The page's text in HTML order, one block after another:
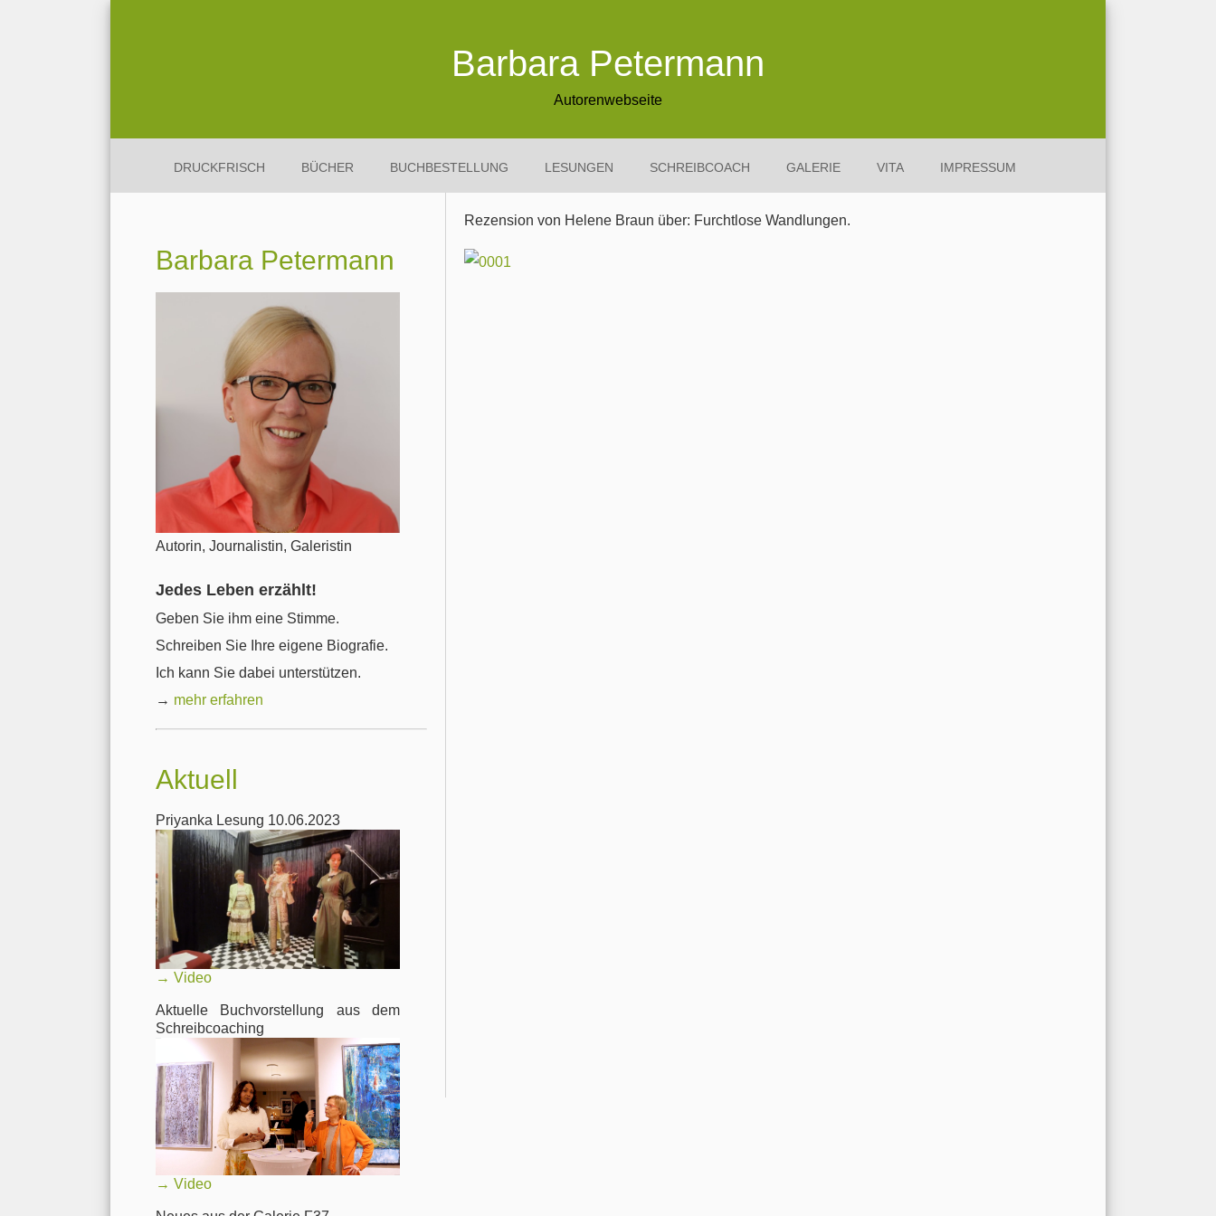
Barbara Petermann
Autorenwebseite
DRUCKFRISCH BÜCHER BUCHBESTELLUNG LESUNGEN SCHREIBCOACH GALERIE VITA IMPRESSUM
Barbara Petermann
Autorin, Journalistin, Galeristin
Jedes Leben erzählt!
Geben Sie ihm eine Stimme.
Schreiben Sie Ihre eigene Biografie.
Ich kann Sie dabei unterstützen.
→ mehr erfahren
Aktuell
Priyanka Lesung 10.06.2023
→ Video
Aktuelle Buchvorstellung aus dem
Schreibcoaching
→ Video
Rezension von Helene Braun über: Furchtlose Wandlungen.